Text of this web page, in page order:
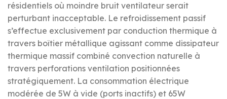
résidentiels où moindre bruit ventilateur serait
perturbant inacceptable. Le refroidissement passif
s’effectue exclusivement par conduction thermique à
travers boîtier métallique agissant comme dissipateur
thermique massif combiné convection naturelle à
travers perforations ventilation positionnées
stratégiquement. La consommation électrique
modérée de 5W à vide (ports inactifs) et 65W